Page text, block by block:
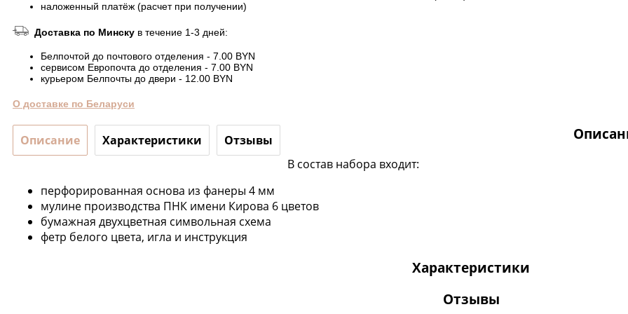
наложенный платёж (расчет при получении)
Доставка по Минску в течение 1-3 дней:
Белпочтой до почтового отделения - 7.00 BYN
сервисом Европочта до отделения - 7.00 BYN
курьером Белпочты до двери - 12.00 BYN
О доставке по Беларуси
Описание Характеристики Отзывы
В состав набора входит:
перфорированная основа из фанеры 4 мм
мулине производства ПНК имени Кирова 6 цветов
бумажная двухцветная символьная схема
фетр белого цвета, игла и инструкция
Характеристики
Отзывы